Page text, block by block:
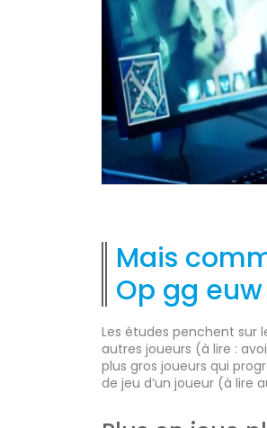
Mais
Op gg euw
Les études penchent sur
autres joueurs (à lire :
plus gros joueurs qui
de jeu d’un joueur (à lire